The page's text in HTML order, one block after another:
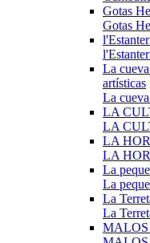
Gotas
Gotas
La
artísticas
La
LA
LA
LA
LA
La
La
La
La